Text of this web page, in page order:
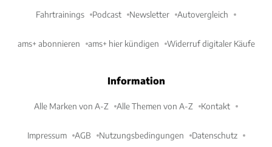
Fahrtrainings Podcast Newsletter Autovergleich
ams+ abonnieren ams+ hier kündigen Widerruf digitaler Käufe
Information
Alle Marken von A-Z Alle Themen von A-Z Kontakt
Impressum AGB Nutzungsbedingungen Datenschutz